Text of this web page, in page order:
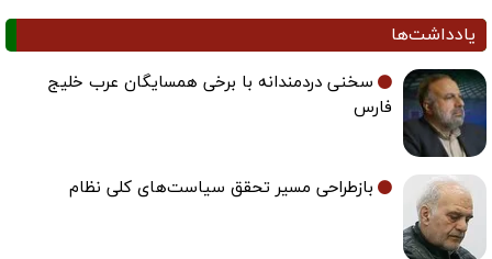
یادداشت‌ها
سخنی دردمندانه با برخی همسایگان عرب خلیج
فارس
بازطراحی مسیر تحقق سیاست‌های کلی نظام